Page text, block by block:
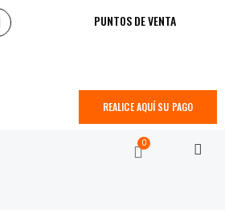
PUNTOS DE VENTA
REALICE AQUÍ SU PAGO
0